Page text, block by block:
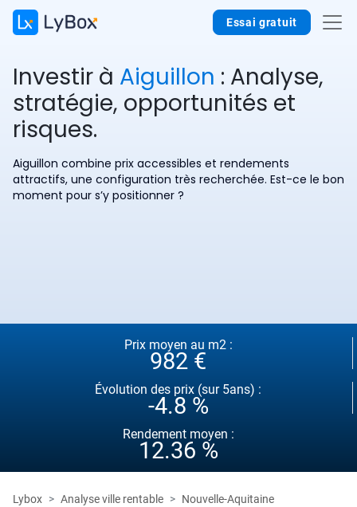
Essai gratuit
Investir à Aiguillon : Analyse,
stratégie, opportunités et
risques.
Aiguillon combine prix accessibles et rendements
attractifs, une configuration très recherchée. Est-ce le bon
moment pour s’y positionner ?
Prix moyen au m2 :
982 €
Évolution des prix (sur 5ans) :
-4.8 %
Rendement moyen :
12.36 %
Lybox Analyse ville rentable
Nouvelle-Aquitaine